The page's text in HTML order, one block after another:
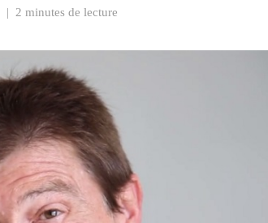
| 2 minutes de lecture